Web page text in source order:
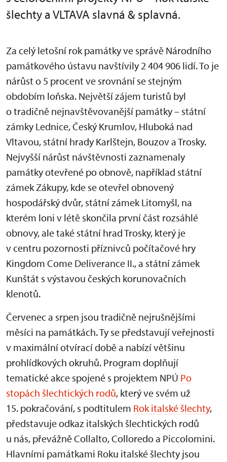
šlechty a VLTAVA slavná & splavná.
Za celý letošní rok památky ve správě Národního
památkového ústavu navštívily 2 404 906 lidí. To je
nárůst o 5 procent ve srovnání se stejným
obdobím loňska. Největší zájem turistů byl
o tradičně nejnavštěvovanější památky – státní
zámky Lednice, Český Krumlov, Hluboká nad
Vltavou, státní hrady Karlštejn, Bouzov a Trosky.
Nejvyšší nárůst návštěvnosti zaznamenaly
památky otevřené po obnově, například státní
zámek Zákupy, kde se otevřel obnovený
hospodářský dvůr, státní zámek Litomyšl, na
kterém loni v létě skončila první část rozsáhlé
obnovy, ale také státní hrad Trosky, který je
v centru pozornosti příznivců počítačové hry
Kingdom Come Deliverance II., a státní zámek
Kunštát s výstavou českých korunovačních
klenotů.
Červenec a srpen jsou tradičně nejrušnějšími
měsíci na památkách. Ty se představují veřejnosti
v maximální otvírací době a nabízí většinu
prohlídkových okruhů. Program doplňují
tematické akce spojené s projektem NPÚ Po
stopách šlechtických rodů, který ve svém už
15. pokračování, s podtitulem Rok italské šlechty,
představuje odkaz italských šlechtických rodů
u nás, převážně Collalto, Colloredo a Piccolomini.
Hlavními památkami Roku italské šlechty jsou